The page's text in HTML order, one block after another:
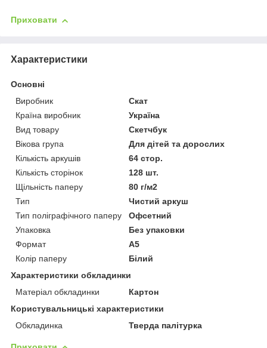
Приховати
Характеристики
Основні
Виробник
Скат
Країна виробник
Україна
Вид товару
Скетчбук
Вікова група
Для дітей та дорослих
Кількість аркушів
64 стор.
Кількість сторінок
128 шт.
Щільність паперу
80 г/м2
Тип
Чистий аркуш
Тип поліграфічного паперу
Офсетний
Упаковка
Без упаковки
Формат
A5
Колір паперу
Білий
Характеристики обкладинки
Матеріал обкладинки
Картон
Користувальницькі характеристики
Обкладинка
Тверда палітурка